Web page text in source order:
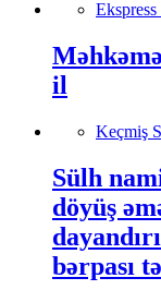
il
Keçmiş
Sülh
döyüş
bərpası